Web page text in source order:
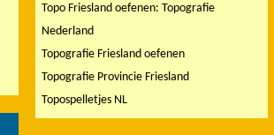
Topo Friesland oefenen: Topografie
Nederland
Topografie Friesland oefenen
Topografie Provincie Friesland
Topospelletjes NL